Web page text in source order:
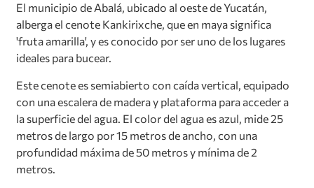
El municipio de Abalá, ubicado al oeste de Yucatán,
alberga el cenote Kankirixche, que en maya significa
'fruta amarilla', y es conocido por ser uno de los lugares
ideales para bucear.
Este cenote es semiabierto con caída vertical, equipado
con una escalera de madera y plataforma para acceder a
la superficie del agua. El color del agua es azul, mide 25
metros de largo por 15 metros de ancho, con una
profundidad máxima de 50 metros y mínima de 2
metros.